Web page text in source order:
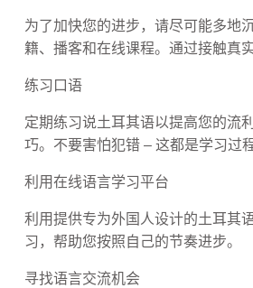
为了加快您的进步，请尽可能多地
籍、播客和在线课程。通过接触真
练习口语
定期练习说土耳其语以提高您的流
巧。不要害怕犯错 – 这都是学习过
利用在线语言学习平台
利用提供专为外国人设计的土耳其
习，帮助您按照自己的节奏进步。
寻找语言交流机会